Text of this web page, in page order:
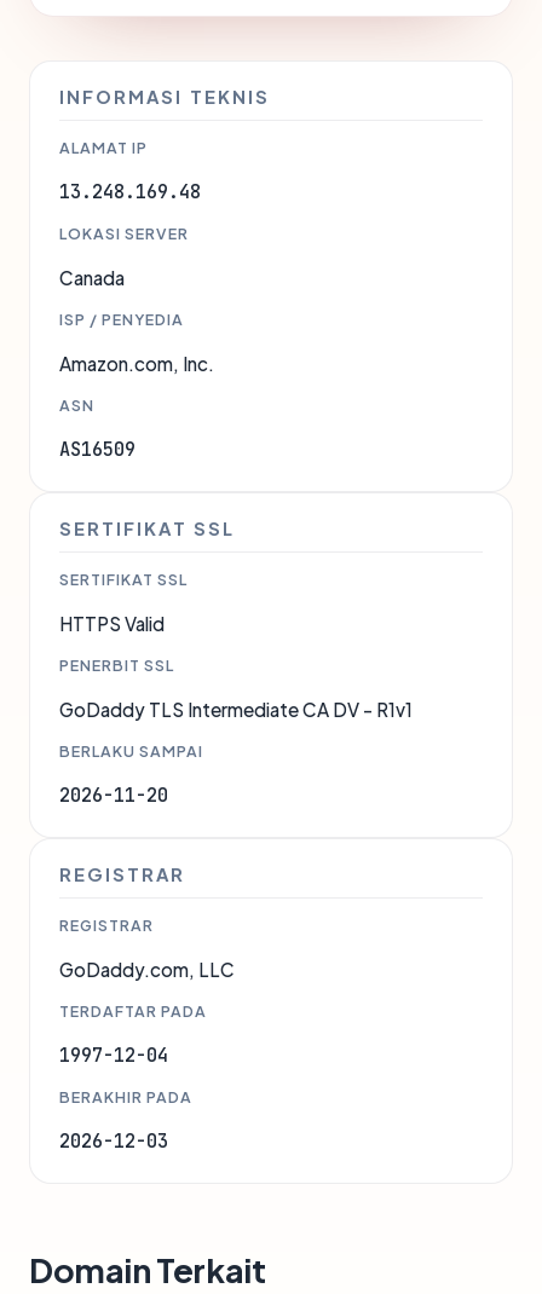
INFORMASI TEKNIS
ALAMAT IP
13.248.169.48
LOKASI SERVER
Canada
ISP / PENYEDIA
Amazon.com, Inc.
ASN
AS16509
SERTIFIKAT SSL
SERTIFIKAT SSL
HTTPS Valid
PENERBIT SSL
GoDaddy TLS Intermediate CA DV - R1v1
BERLAKU SAMPAI
2026-11-20
REGISTRAR
REGISTRAR
GoDaddy.com, LLC
TERDAFTAR PADA
1997-12-04
BERAKHIR PADA
2026-12-03
Domain Terkait